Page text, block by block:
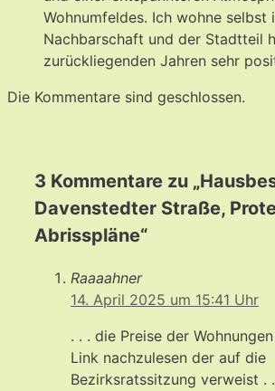
Wohnumfeldes. Ich wohne selbst
Nachbarschaft und der Stadtteil
zurückliegenden Jahren sehr
Die Kommentare sind geschlossen.
3 Kommentare zu
Davenstedter Straße,
Abrisspläne“
Raaaahner
14. April 2025 um 15:41 Uhr
. . . die Preise der
Link nachzulesen der auf die
Bezirksratssitzung verweist .